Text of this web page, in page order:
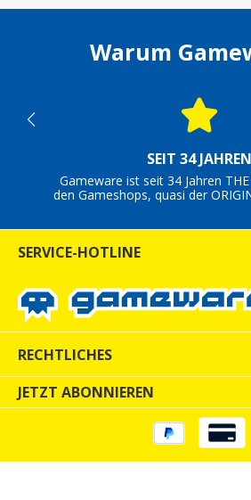
Warum
SEIT 34 JAHREN
Gameware ist seit 34 Jahren
den Gameshops, quasi der
SERVICE-HOTLINE
RECHTLICHES
JETZT ABONNIEREN